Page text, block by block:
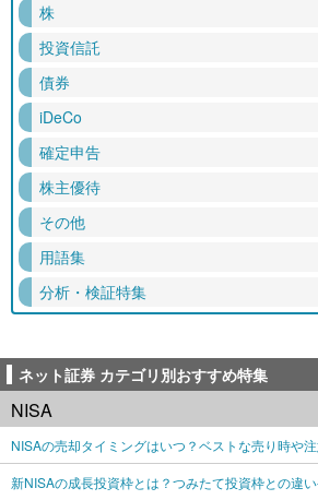
株
投資信託
債券
iDeCo
確定申告
株主優待
その他
用語集
分析・検証特集
ネット証券 カテゴリ別おすすめ特集
NISA
NISAの売却タイミングはいつ？ベストな売り時や
新NISAの成長投資枠とは？つみたて投資枠との違